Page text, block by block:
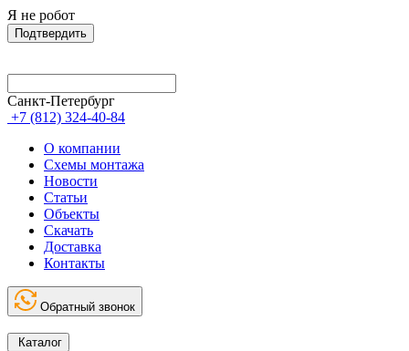
Я не робот
Подтвердить
Санкт-Петербург
+7 (812) 324-40-84
О компании
Схемы монтажа
Новости
Статьи
Объекты
Скачать
Доставка
Контакты
Обратный звонок
Каталог